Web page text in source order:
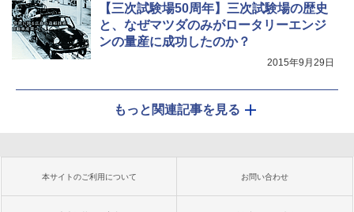
【三次試験場50周年】三次試験場の歴史
と、なぜマツダのみがロータリーエンジ
ンの量産に成功したのか？
2015年9月29日
もっと関連記事を見る
本サイトのご利用について お問い合わせ